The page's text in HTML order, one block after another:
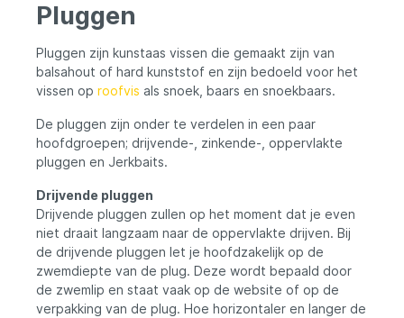
terwijl harde jerks zorgen voor lange
uitslaande glides die grote predators
triggeren. De Super Shadow Rap® is
voorzien van sterke VMC® Coastal Black™
dreggen en gebouwd uit duurzaam
tweedelig kunststof voor maximale
Grote langzaam zinkende jerkbait
Realistische baitfish-imitatie Agressieve
zijwaartse actie Shadow Rap® glijactie
dreggen Duurzame tweedelige constructie
Voordelen Perfect voor grote roofvissen
Triggert agressieve aanbeten Effectief bij
twitching en jerken Natuurlijke
wegzakkende actie Sterke en betrouwbare
afwerking Geschikt voor Snoek Grote
roofvis Jerkbait vissen Twitching Werpend
vissen
Pluggen
Pluggen zijn kunstaas vissen die gemaakt zijn van
balsahout of hard kunststof en zijn bedoeld voor het
vissen op roofvis als snoek, baars en snoekbaars.
De pluggen zijn onder te verdelen in een paar
hoofdgroepen; drijvende-, zinkende-, oppervlakte
pluggen en Jerkbaits.
Drijvende pluggen
Drijvende pluggen zullen op het moment dat je even
niet draait langzaam naar de oppervlakte drijven. Bij
de drijvende pluggen let je hoofdzakelijk op de
zwemdiepte van de plug. Deze wordt bepaald door
de zwemlip en staat vaak op de website of op de
verpakking van de plug. Hoe horizontaler en langer de